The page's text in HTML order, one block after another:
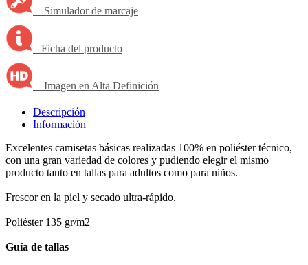
Simulador de marcaje
Ficha del producto
Imagen en Alta Definición
Descripción
Información
Excelentes camisetas básicas realizadas 100% en poliéster técnico,
con una gran variedad de colores y pudiendo elegir el mismo
producto tanto en tallas para adultos como para niños.
Frescor en la piel y secado ultra-rápido.
Poliéster 135 gr/m2
Guía de tallas